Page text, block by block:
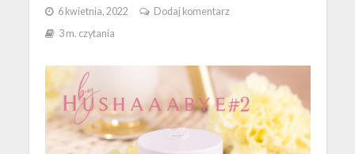
6 kwietnia, 2022
Dodaj komentarz
3 m. czytania